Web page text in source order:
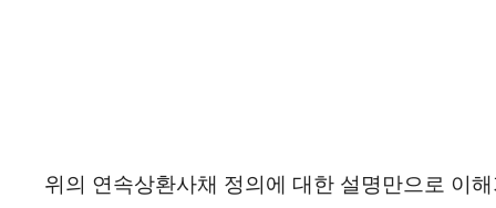
위의 연속상환사채 정의에 대한 설명만으로 이